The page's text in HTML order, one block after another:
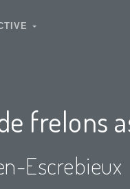
frelons
Escrebieux